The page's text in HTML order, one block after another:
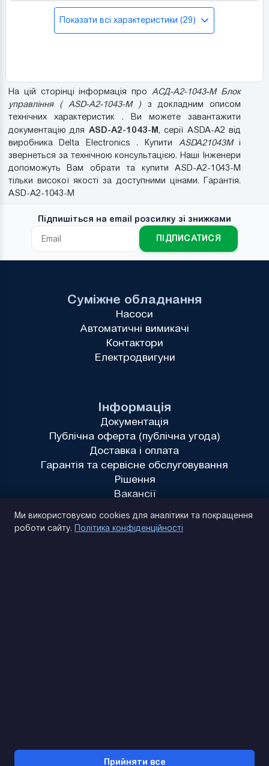
Показати всі характеристики (29)
На цій сторінці інформація про АСД-A2-1043-M Блок
управління ( ASD-A2-1043-M ) з докладним описом
технічних характеристик . Ви можете завантажити
документацію для ASD-A2-1043-M, серії ASDA-A2 від
виробника Delta Electronics . Купити ASDA21043Mі
звернеться за технічною консультацією. Наші Інженери
допоможуть Вам обрати та купити ASD-A2-1043-M
тільки високої якості за доступними цінами. Гарантія.
ASD-A2-1043-M
Підпишіться на email розсилку зі знижками
ПІДПИСАТИСЯ
Інформація
Документація
Публічна оферта (публічна угода)
Доставка і оплата
Гарантія та сервісне обслуговування
Рішення
Вакансії
Суміжне обладнання
Насоси
Автоматичні вимикачі
Контактори
Електродвигуни
Ми використовуємо cookies для аналітики та покращення
роботи сайту. Політика конфіденційності
Прийняти все